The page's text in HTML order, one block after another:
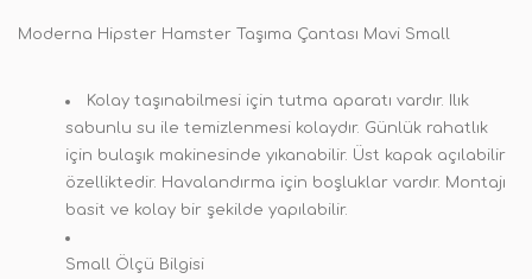
Moderna Hipster Hamster Taşıma Çantası Mavi Small
Kolay taşınabilmesi için tutma aparatı vardır.
Ilık
sabunlu su ile temizlenmesi kolaydır. Günlük rahatlık
için bulaşık makinesinde yıkanabilir. Üst kapak açılabilir
özelliktedir. Havalandırma için boşluklar vardır. Montajı
basit ve kolay bir şekilde yapılabilir.
Small Ölçü Bilgisi